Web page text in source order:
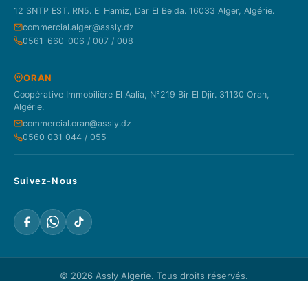
12 SNTP EST. RN5. El Hamiz, Dar El Beida. 16033 Alger, Algérie.
commercial.alger@assly.dz
0561-660-006 / 007 / 008
ORAN
Coopérative Immobilière El Aalia, N°219 Bir El Djir. 31130 Oran,
Algérie.
commercial.oran@assly.dz
0560 031 044 / 055
Suivez-Nous
© 2026 Assly Algerie. Tous droits réservés.